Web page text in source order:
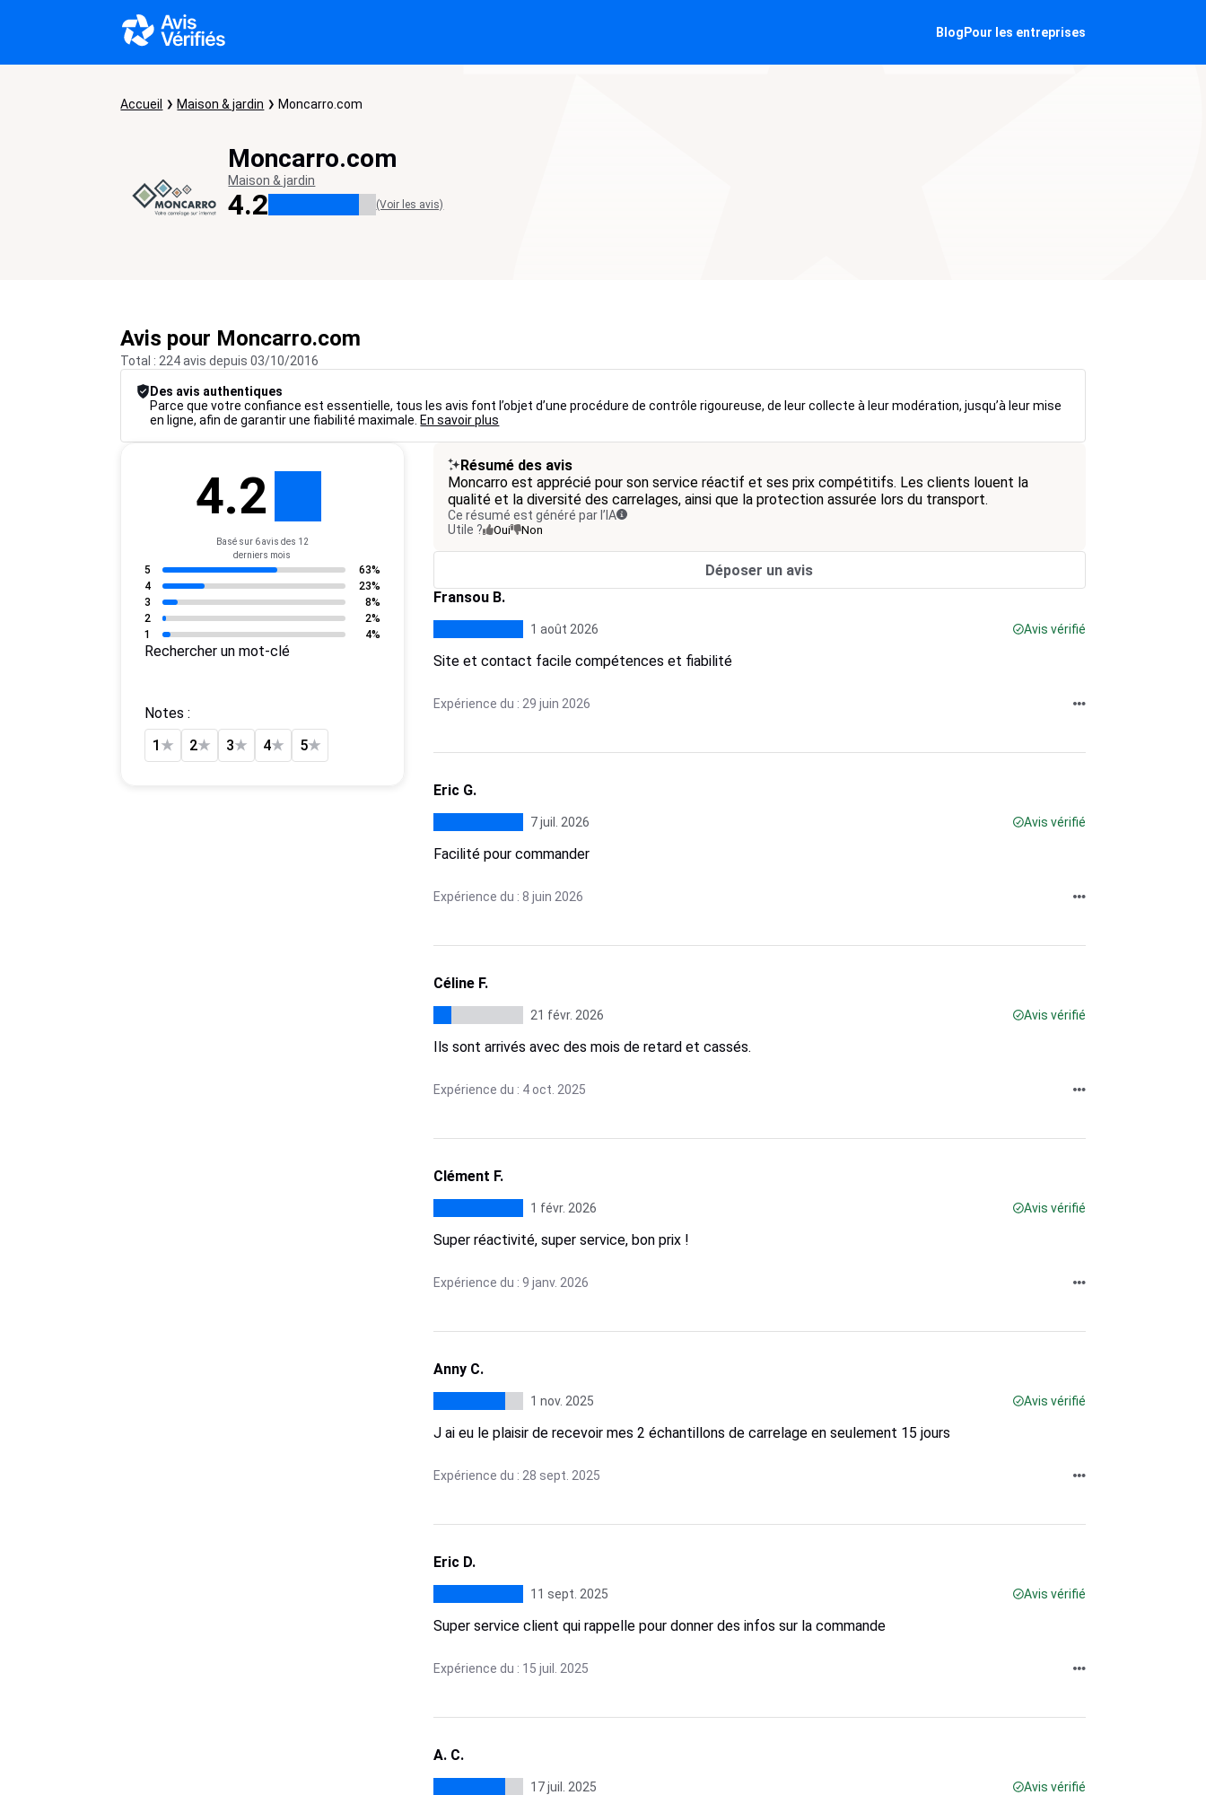
Blog Pour les entreprises
Accueil Maison & jardin Moncarro.com
Moncarro.com
Maison & jardin
4.2 (Voir les avis)
Avis pour Moncarro.com
Total : 224 avis depuis 03/10/2016
Des avis authentiques
Parce que votre confiance est essentielle, tous les avis font l’objet d’une procédure de contrôle rigoureuse, de leur collecte à leur modération, jusqu’à leur mise
en ligne, afin de garantir une fiabilité maximale. En savoir plus
4.2
Basé sur 6 avis des 12
derniers mois
5
63%
4
23%
3
8%
2
2%
1
4%
Rechercher un mot-clé
Notes :
1 ★ 2★ 3★ 4★ 5★
Résumé des avis
Moncarro est apprécié pour son service réactif et ses prix compétitifs. Les clients louent la
qualité et la diversité des carrelages, ainsi que la protection assurée lors du transport.
Ce résumé est généré par l’IA
Utile ?
Oui Non
Déposer un avis
Fransou B.
1 août 2026 Avis vérifié
Site et contact facile compétences et fiabilité
Expérience du : 29 juin 2026
Eric G.
7 juil. 2026 Avis vérifié
Facilité pour commander
Expérience du : 8 juin 2026
Céline F.
21 févr. 2026 Avis vérifié
Ils sont arrivés avec des mois de retard et cassés.
Expérience du : 4 oct. 2025
Clément F.
1 févr. 2026 Avis vérifié
Super réactivité, super service, bon prix !
Expérience du : 9 janv. 2026
Anny C.
1 nov. 2025 Avis vérifié
J ai eu le plaisir de recevoir mes 2 échantillons de carrelage en seulement 15 jours
Expérience du : 28 sept. 2025
Eric D.
11 sept. 2025 Avis vérifié
Super service client qui rappelle pour donner des infos sur la commande
Expérience du : 15 juil. 2025
A. C.
17 juil. 2025 Avis vérifié